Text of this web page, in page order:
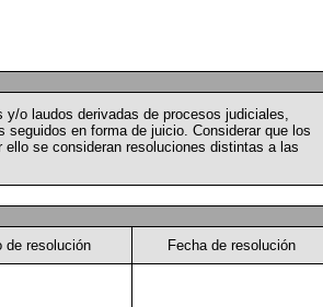
o laudos derivadas de procesos judiciales,
en forma de juicio. Considerar que los
se consideran resoluciones distintas a las
de resolución Fecha de resolución